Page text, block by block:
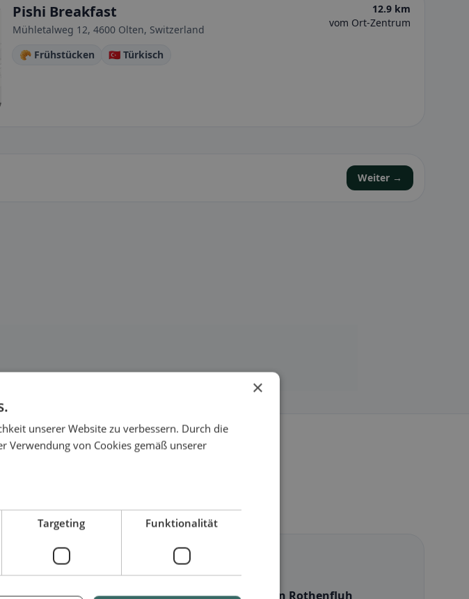
Pishi Breakfast
Mühletalweg 12, 4600 Olten, Switzerland
12.9 km
vom Ort-Zentrum
🥐 Frühstücken 🇹🇷 Türkisch
Weiter →
Glutenfrei in Rothenfluh in Rothenfluh
×
unserer Website zu verbessern. Durch die
Verwendung von Cookies gemäß unserer
Targeting Funktionalität